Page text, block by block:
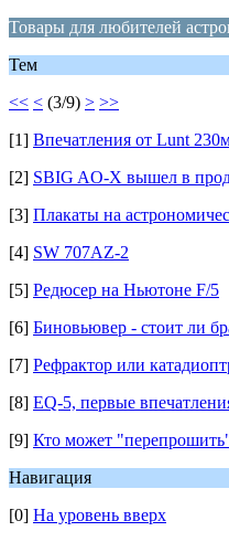
Товары для любителей
Тем
<< < (3/9) > >>
[1] Впечатления от Lunt
[2] SBIG AO-X вышел в
[3] Плакаты на
[4] SW 707AZ-2
[5] Редюсер на Ньютоне F/5
[6] Биновьювер - стоит ли
[7] Рефрактор или
[8] EQ-5, первые
[9] Кто может
Навигация
[0] На уровень вверх